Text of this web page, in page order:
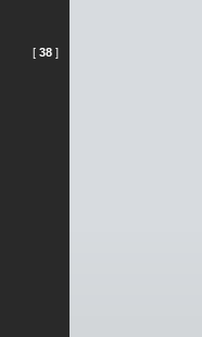
[ 38 ]